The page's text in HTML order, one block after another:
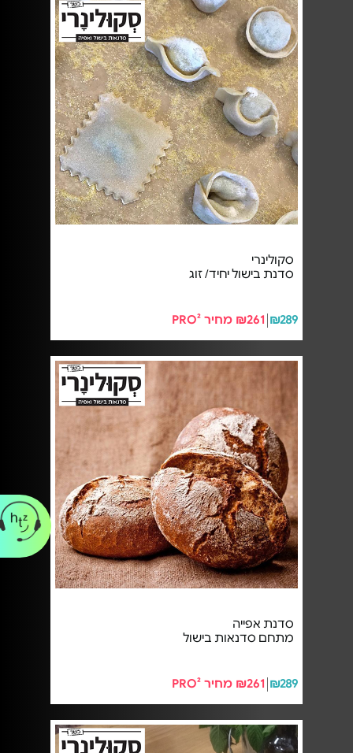
סקולינרי
סדנת בישול יחיד/ זוג
₪289 ₪261 מחיר PRO²
סדנת אפייה
מתחם סדנאות בישול
₪289 ₪261 מחיר PRO²